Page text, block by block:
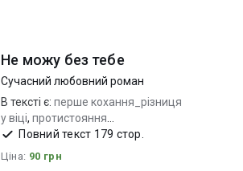
Не можу без тебе
Сучасний любовний роман
В тексті є:перше кохання_різниця
у віці,протистояння
характерів_пристрасть,
приборкання норовливого
Повний текст 179 стор.
Ціна: 90 грн